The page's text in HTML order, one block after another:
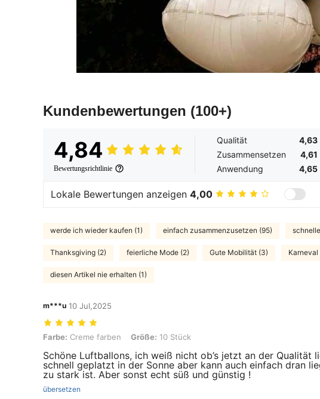
Kundenbewertungen (100+)
4,84
Bewertungsrichtlinie
Qualität
4,63
Zusammensetzen
4,61
Anwendung
4,65
Lokale Bewertungen anzeigen 4,00
werde ich wieder kaufen (1) einfach zusammenzusetzen (95)
Thanksgiving (2) feierliche Mode (2) Gute Mobilität (3) Karneval
diesen Artikel nie erhalten (1)
m***u 10 Jul,2025
Farbe: Creme farben, Größe: 10 Stück
Farbe: Creme farben Größe: 10 Stück
Schöne Luftballons, ich weiß nicht ob’s jetzt an der Qualität
schnell geplatzt in der Sonne aber kann auch einfach dran
zu stark ist. Aber sonst echt süß und günstig !
übersetzen